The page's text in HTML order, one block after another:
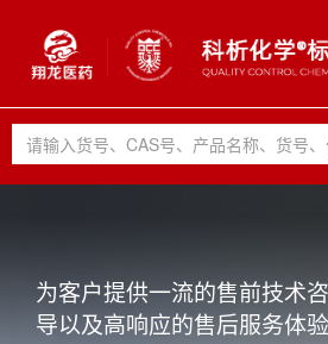
为客户提供一流的售前技术
导以及高响应的售后服务体验